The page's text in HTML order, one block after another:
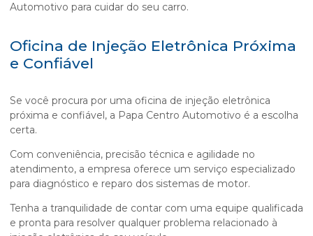
Automotivo para cuidar do seu carro.
Oficina de Injeção Eletrônica Próxima
e Confiável
Se você procura por uma oficina de injeção eletrônica
próxima e confiável, a Papa Centro Automotivo é a escolha
certa.
Com conveniência, precisão técnica e agilidade no
atendimento, a empresa oferece um serviço especializado
para diagnóstico e reparo dos sistemas de motor.
Tenha a tranquilidade de contar com uma equipe qualificada
e pronta para resolver qualquer problema relacionado à